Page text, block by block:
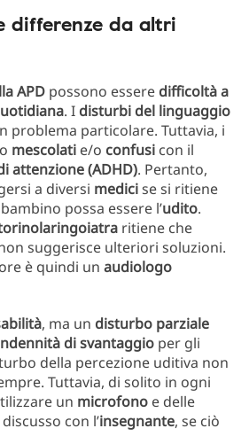
differenze da altri
APD possono essere difficoltà a
. I disturbi del linguaggio
problema particolare. Tuttavia, i
mescolati e/o confusi con il
attenzione (ADHD). Pertanto,
a diversi medicise si ritiene
possa essere l’udito.
ritiene che
suggerisce ulteriori soluzioni.
è quindi un audiologo
, ma un disturbo parziale
di svantaggio per gli
della percezione uditiva non
Tuttavia, di solito in ogni
un microfono e delle
con l’insegnante, se ciò